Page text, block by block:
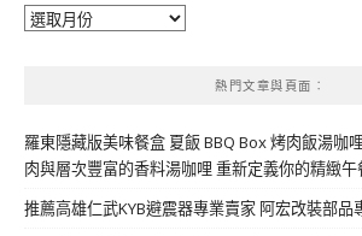
彙
熱門文章與頁面︰
羅東隱藏版美味餐盒 夏飯 BBQ Box 烤肉飯湯咖
肉與層次豐富的香料湯咖哩 重新定義你的精緻午
推薦高雄仁武KYB避震器專業賣家 阿宏改裝部品